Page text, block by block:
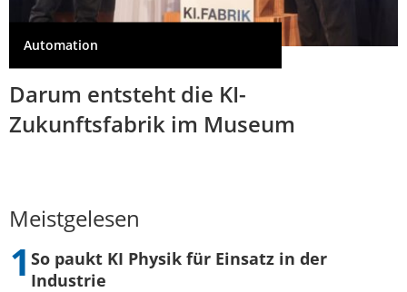
Automation
Darum entsteht die KI-
Zukunftsfabrik im Museum
Meistgelesen
So paukt KI Physik für Einsatz in der
Industrie